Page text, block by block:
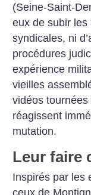
(Seine-Saint-
eux de subir
syndicales, ni
procédures
expérience
vieilles
vidéos
réagissent
mutation.
Leur faire
Inspirés par les